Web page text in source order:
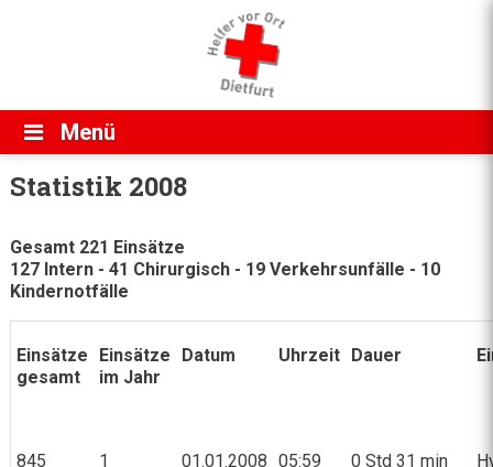
Menü
Statistik 2008
Gesamt 221 Einsätze
127 Intern - 41 Chirurgisch - 19 Verkehrsunfälle - 10
Kindernotfälle
Einsätze
gesamt
Einsätze
im Jahr
Datum Uhrzeit Dauer
845 1 01.01.2008 05:59 0 Std 31 min